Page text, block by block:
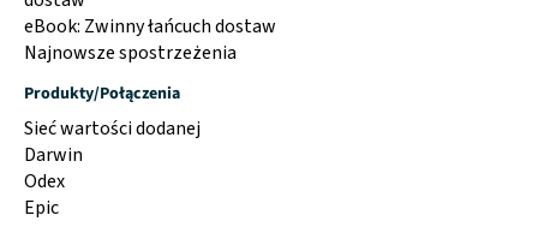
eBook: Zwinny łańcuch dostaw
Najnowsze spostrzeżenia
Produkty/Połączenia
Sieć wartości dodanej
Darwin
Odex
Epic